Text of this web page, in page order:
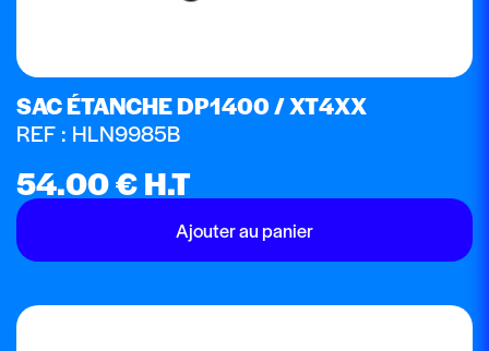
SAC ÉTANCHE DP1400 / XT4XX
REF : HLN9985B
54.00€H.T
Ajouter au panier